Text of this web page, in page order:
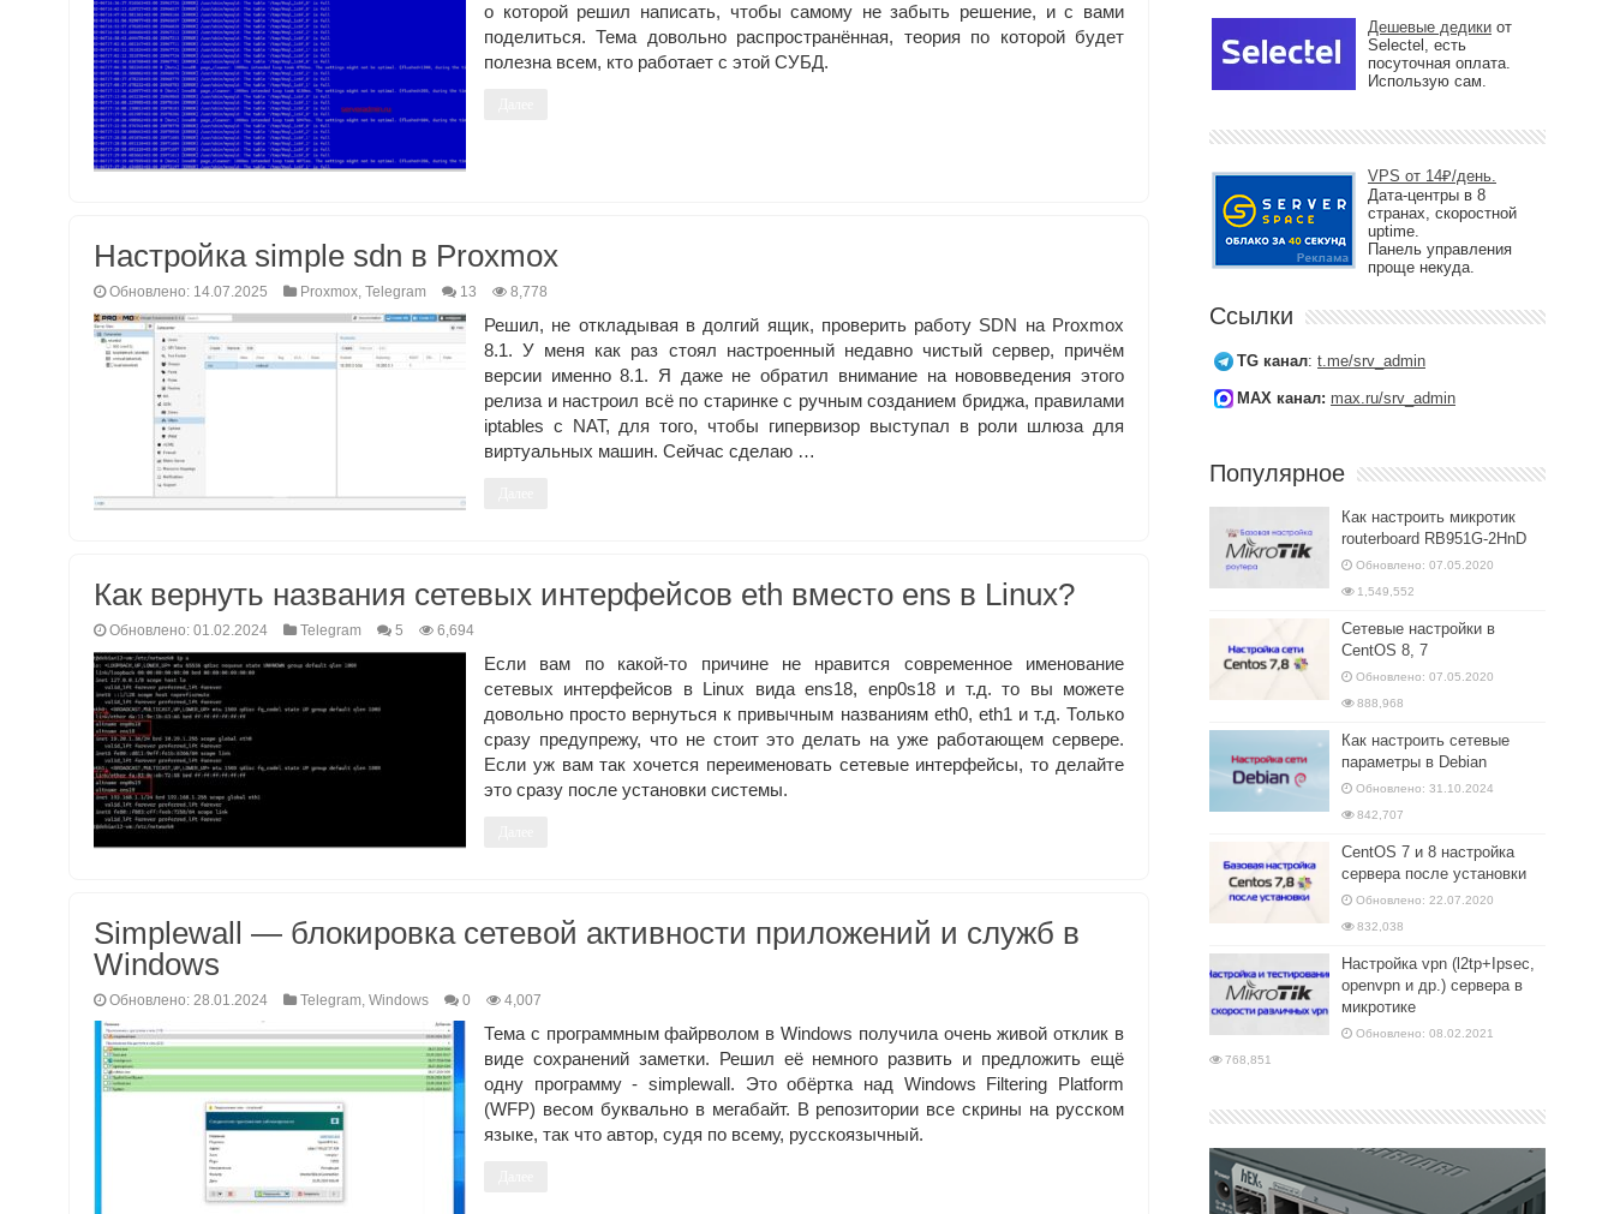
о которой решил написать, чтобы самому не забыть решение, и с вами
поделиться. Тема довольно распространённая, теория по которой будет
полезна всем, кто работает с этой СУБД.
Настройка simple sdn в Proxmox
Обновлено: 14.07.2025 Proxmox, Telegram 13 8,778
Решил, не откладывая в долгий ящик, проверить работу SDN на Proxmox
8.1. У меня как раз стоял настроенный недавно чистый сервер, причём
версии именно 8.1. Я даже не обратил внимание на нововведения этого
релиза и настроил всё по старинке с ручным созданием бриджа, правилами
iptables с NAT, для того, чтобы гипервизор выступал в роли шлюза для
виртуальных машин. Сейчас сделаю …
Как вернуть названия сетевых интерфейсов eth вместо ens в Linux?
Обновлено: 01.02.2024 Telegram 5 6,694
Если вам по какой-то причине не нравится современное именование
сетевых интерфейсов в Linux вида ens18, enp0s18 и т.д. то вы можете
довольно просто вернуться к привычным названиям eth0, eth1 и т.д. Только
сразу предупрежу, что не стоит это делать на уже работающем сервере.
Если уж вам так хочется переименовать сетевые интерфейсы, то делайте
это сразу после установки системы.
Simplewall — блокировка сетевой активности приложений и служб в
Windows
Обновлено: 28.01.2024 Telegram, Windows 0 4,007
Тема с программным файрволом в Windows получила очень живой отклик в
виде сохранений заметки. Решил её немного развить и предложить ещё
одну программу - simplewall. Это обёртка над Windows Filtering Platform
(WFP) весом буквально в мегабайт. В репозитории все скрины на русском
языке, так что автор, судя по всему, русскоязычный.
Дешевые дедики от
Selectel, есть
посуточная оплата.
Использую сам.
VPS от 14₽/день.
Дата-центры в 8
странах, скоростной
uptime.
Панель управления
проще некуда.
Ссылки
TG канал: t.me/srv_admin
MAX канал: max.ru/srv_admin
Популярное
Как настроить микротик
routerboard RB951G-2HnD
Обновлено: 07.05.2020
1,549,552
Сетевые настройки в
CentOS 8, 7
Обновлено: 07.05.2020
888,968
Как настроить сетевые
параметры в Debian
Обновлено: 31.10.2024
842,707
CentOS 7 и 8 настройка
сервера после установки
Обновлено: 22.07.2020
832,038
Настройка vpn (l2tp+Ipsec,
openvpn и др.) сервера в
микротике
Обновлено: 08.02.2021
768,851